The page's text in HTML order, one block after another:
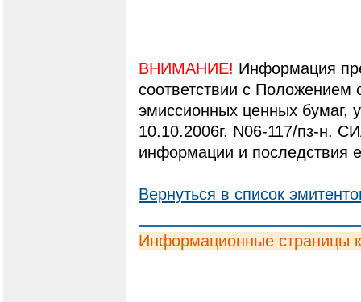
ВНИМАНИЕ! Информация
соответствии с
эмиссионных ценных
10.10.2006г. N06-117/пз-н.
информации и последствия
Вернуться в список
Информационные страницы